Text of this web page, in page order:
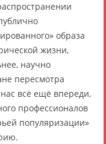
образа
жизни,
научно
пересмотра
всё ещё впереди,
профессионалов
популяризации»